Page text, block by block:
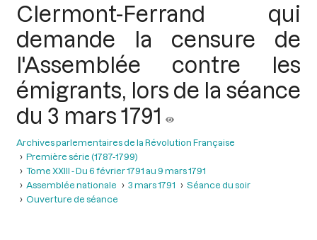
Clermont-Ferrand qui
demande la censure de
l'Assemblée contre les
émigrants, lors de la séance
du 3 mars 1791
Archives parlementaires de la Révolution Française
Première série (1787-1799)
Tome XXIII - Du 6 février 1791 au 9 mars 1791
Assemblée nationale
3 mars 1791
Séance du soir
Ouverture de séance